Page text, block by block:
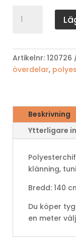
mängd
Artikelnr: 120726
överdelar,
Beskrivning
Ytterligare
klänning,
Bredd: 140
Du köper
en meter